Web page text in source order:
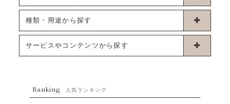
卓上タイプバルーン
ブーケタイプバルーン
ムーンリットバルーン
種類・用途から探す
お誕生日
サービスやコンテンツから探す
発送について
Ranking 人気ランキング